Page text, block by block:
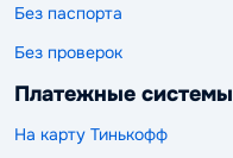
Без паспорта
Без проверок
Платежные системы
На карту Тинькофф